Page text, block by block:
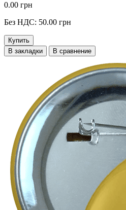
0.00 грн
Без НДС: 50.00 грн
Купить
В закладки
В сравнение